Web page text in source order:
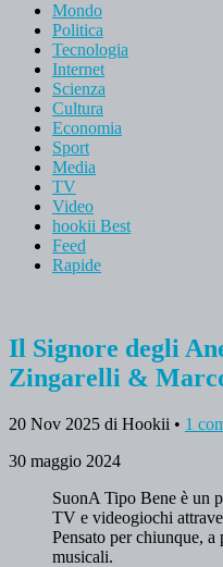
Mondo
Politica
Tecnologia
Internet
Scienza
Cultura
Economia
Sport
Media
TV
Video
hookii Best
Feed
Rapide
Il Signore degli
Zingarelli &
20 Nov 2025 di Hookii • 1
30 maggio 2024
SuonA Tipo Bene è un
TV e videogiochi
Pensato per chiunque, a
musicali.